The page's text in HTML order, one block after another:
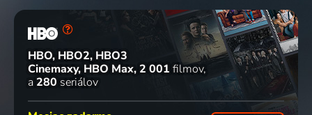
HBO, HBO2, HBO3
Cinemaxy, HBO Max 2 001 filmov
a 280 seriálov